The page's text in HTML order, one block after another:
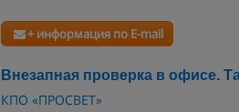
+ информация по E-mail
Внезапная проверка в офисе.
КПО «ПРОСВЕТ»